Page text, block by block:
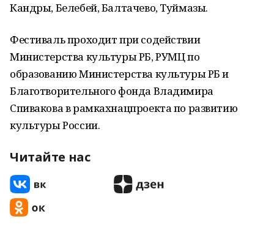
Кандры, Белебей, Балтачево, Туймазы.
Фестиваль проходит при содействии
Министерства культуры РБ, РУМЦ по
образованию Министерства культуры РБ и
Благотворительного фонда Владимира
Спивакова в рамкахнацпроекта по развитию
культуры России.
Читайте нас